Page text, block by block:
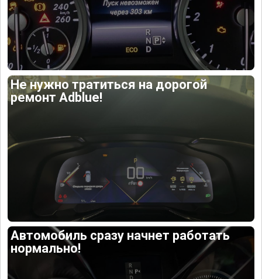
Не нужно тратиться на дорогой
ремонт Adblue!
Автомобиль сразу начнет работать
нормально!